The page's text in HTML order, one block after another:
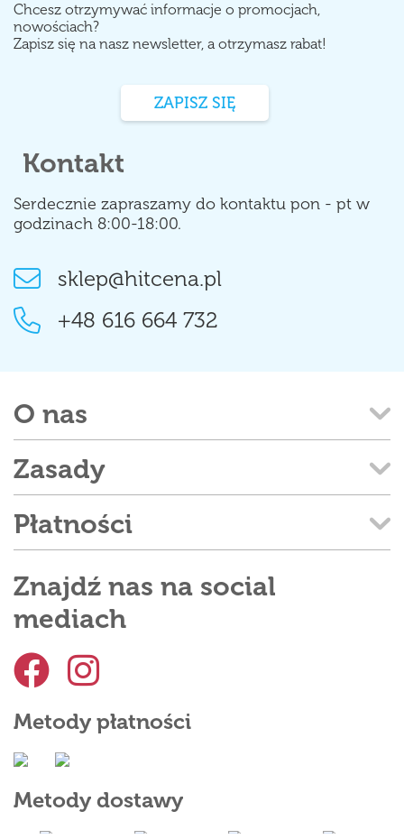
Chcesz otrzymywać informacje o promocjach,
nowościach?
Zapisz się na nasz newsletter, a otrzymasz rabat!
ZAPISZ SIĘ
Kontakt
Serdecznie zapraszamy do kontaktu pon - pt w
godzinach 8:00-18:00.
sklep@hitcena.pl
+48 616 664 732
O nas
Zasady
Płatności
Znajdź nas na social
mediach
Metody płatności
Metody dostawy